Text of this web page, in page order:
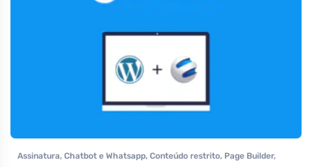
Assinatura, Chatbot e Whatsapp, Conteúdo restrito, Page Builder,